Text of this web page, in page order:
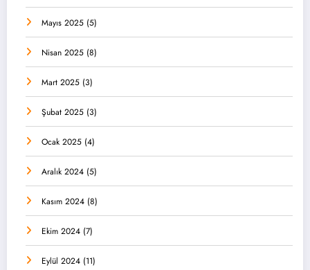
Mayıs 2025 (5)
Nisan 2025 (8)
Mart 2025 (3)
Şubat 2025 (3)
Ocak 2025 (4)
Aralık 2024 (5)
Kasım 2024 (8)
Ekim 2024 (7)
Eylül 2024 (11)